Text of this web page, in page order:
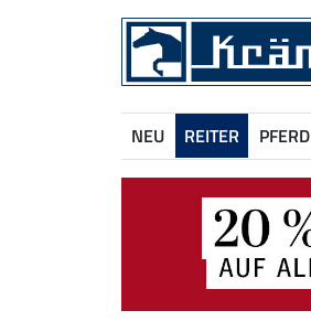
NEU REITER PFERD